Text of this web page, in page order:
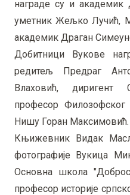
награде су и академик
уметник Жељко Лучић,
академик Драган
Добитници Вукове
редитељ Предраг
Влаховић,
професор Филозофског
Нишу Горан Максимовић.
Књижевник Видак
фотографије Вукица
Основна школа
професор историје